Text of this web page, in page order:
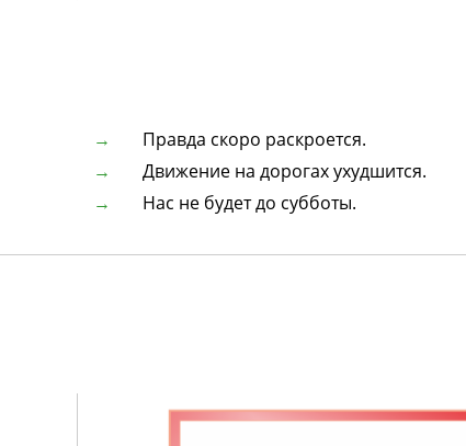
Правда скоро раскроется.
Движение на дорогах ухудшится.
Нас не будет до субботы.